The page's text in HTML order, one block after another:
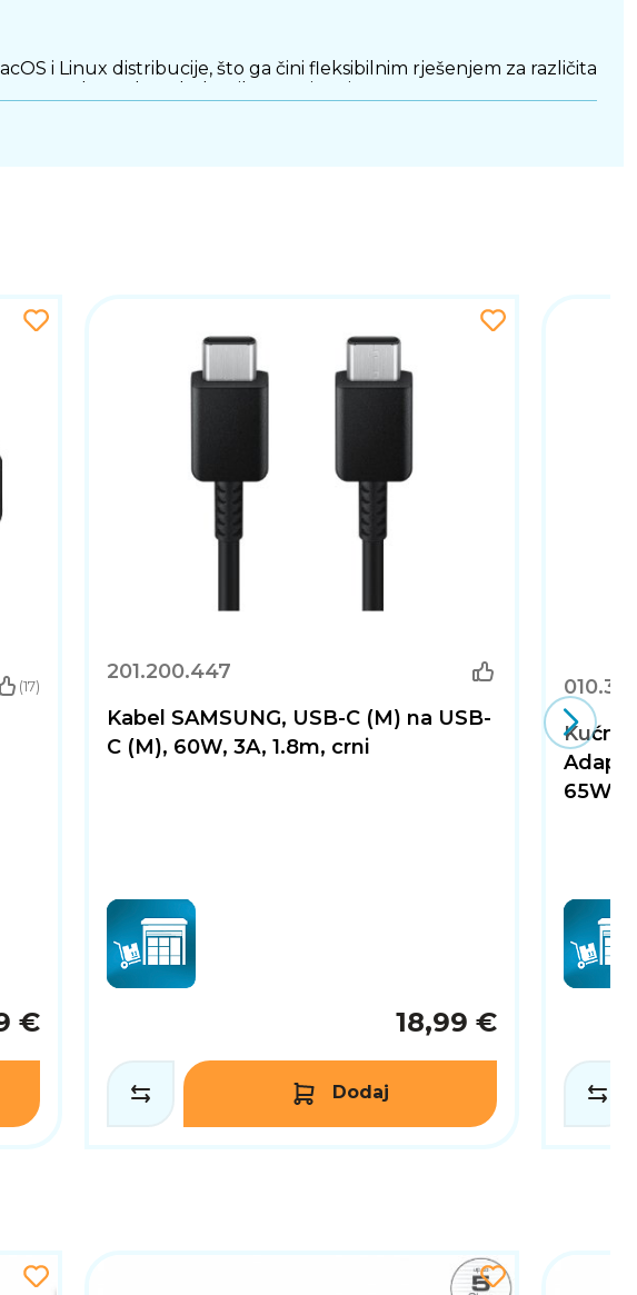
i Linux distribucije, što ga čini fleksibilnim rješenjem za različita
postavkama bez dodatnih ograničenja.
pristup podacima s kartica. Jednostavno povezivanje,
(17)
€
201.200.447
Kabel SAMSUNG, USB-C (M) na USB-
C (M), 60W, 3A, 1.8m, crni
18,99 €
Dodaj
Kućni
65W